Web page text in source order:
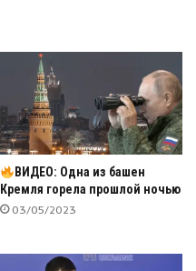
ВИДЕО: Одна из башен
Кремля горела прошлой ночью
03/05/2023